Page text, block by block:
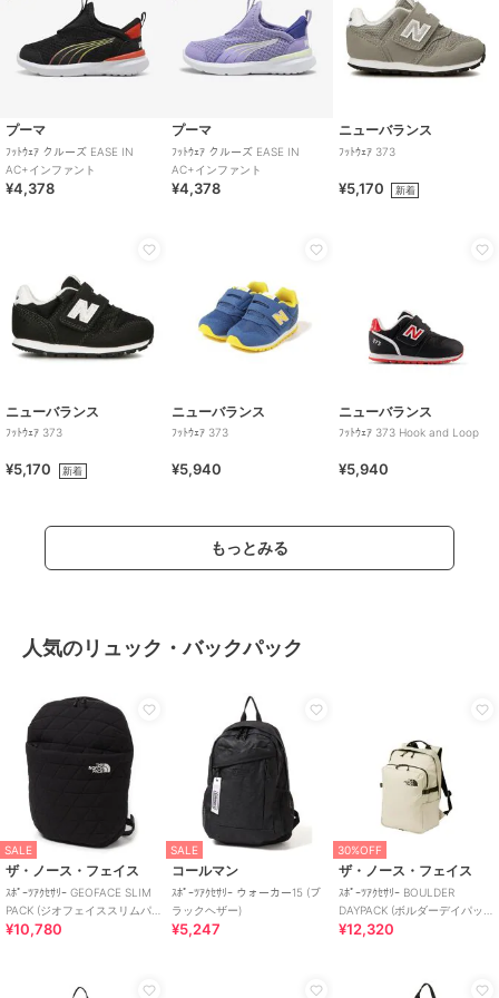
プーマ
ﾌｯﾄｳｪｱ クルーズ EASE IN
AC+インファント
¥4,378
プーマ
ﾌｯﾄｳｪｱ クルーズ EASE IN
AC+インファント
¥4,378
ニューバランス
ﾌｯﾄｳｪｱ 373
¥5,170 新着
ニューバランス
ﾌｯﾄｳｪｱ 373
¥5,170 新着
ニューバランス
ﾌｯﾄｳｪｱ 373
¥5,940
ニューバランス
ﾌｯﾄｳｪｱ 373 Hook and Loop
¥5,940
もっとみる
人気のリュック・バックパック
SALE
ザ・ノース・フェイス
ｽﾎﾟｰﾂｱｸｾｻﾘｰ GEOFACE SLIM
PACK (ジオフェイススリムパ
ック)
¥10,780
SALE
コールマン
ｽﾎﾟｰﾂｱｸｾｻﾘｰ ウォーカー15 (ブ
ラックヘザー)
¥5,247
30%OFF
ザ・ノース・フェイス
ｽﾎﾟｰﾂｱｸｾｻﾘｰ BOULDER
DAYPACK (ボルダーデイパッ
ク)
¥12,320